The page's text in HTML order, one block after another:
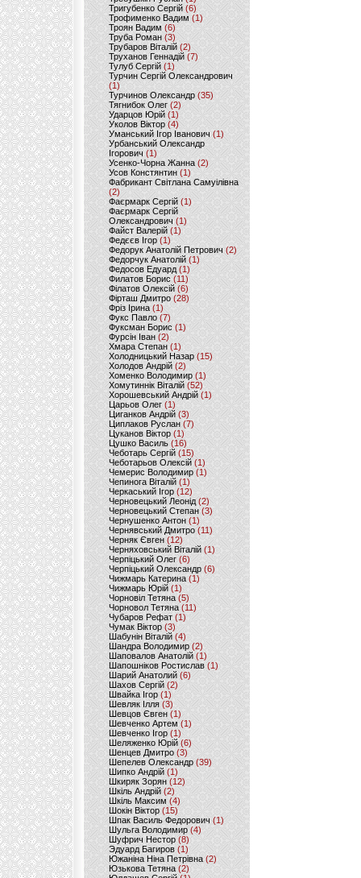
Тригубенко Сергій(6)
Трофименко Вадим (1)
Троян Вадим (6)
Труба Роман(3)
Трубаров Віталій (2)
Труханов Геннадій (7)
Тулуб Сергій(1)
Турчин Сергій Олександрович
(1)
Турчинов Олександр(35)
Тягнибок Олег (2)
Ударцов Юрій (1)
Уколов Віктор(4)
Уманський Ігор Іванович(1)
Урбанський Олександр
Ігорович (1)
Усенко-Чорна Жанна (2)
Усов Констянтин(1)
Фабрикант Світлана Самуілівна
(2)
Фаєрмарк Сергій(1)
Фаєрмарк Сергій
Олександрович (1)
Файст Валерій(1)
Федєєв Ігор (1)
Федорук Анатолій Петрович (2)
Федорчук Анатолій (1)
Федосов Едуард (1)
Филатов Борис (11)
Філатов Олексій (6)
Фірташ Дмитро (28)
Фріз Ірина (1)
Фукс Павло (7)
Фуксман Борис (1)
Фурсін Іван (2)
Хмара Степан(1)
Холодницький Назар(15)
Холодов Андрій (2)
Хоменко Володимир (1)
Хомутиннік Віталій (52)
Хорошевський Андрій (1)
Царьов Олег (1)
Циганков Андрій (3)
Циплаков Руслан(7)
Цуканов Віктор (1)
Цушко Василь (16)
Чеботарь Сергій (15)
Чеботарьов Олексій (1)
Чемерис Володимир (1)
Чепинога Віталій (1)
Черкаський Ігор (12)
Черновецький Леонід(2)
Черновецький Степан (3)
Чернушенко Антон (1)
Чернявський Дмитро(11)
Черняк Євген(12)
Черняховський Віталій (1)
Черпіцький Олег (6)
Черпіцький Олександр (6)
Чижмарь Катерина (1)
Чижмарь Юрій (1)
Чорновіл Тетяна (5)
Чорновол Тетяна (11)
Чубаров Рефат (1)
Чумак Віктор(3)
Шабунін Віталій (4)
Шандра Володимир (2)
Шаповалов Анатолій(1)
Шапошніков Ростислав(1)
Шарий Анатолий(6)
Шахов Сергій(2)
Швайка Ігор (1)
Шевляк Ілля (3)
Шевцов Євген (1)
Шевченко Артем(1)
Шевченко Ігор(1)
Шеляженко Юрій (6)
Шенцев Дмитро (3)
Шепелев Олександр (39)
Шипко Андрій(1)
Шкиряк Зорян(12)
Шкіль Андрій(2)
Шкіль Максим (4)
Шокін Віктор (15)
Шпак Василь Федорович (1)
Шульга Володимир (4)
Шуфрич Нестор(8)
Эдуард Багиров (1)
Южаніна Ніна Петрівна (2)
Юзькова Тетяна(2)